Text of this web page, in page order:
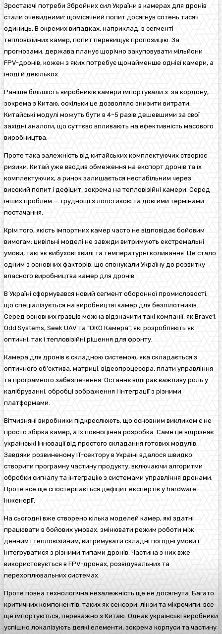
Зростаючі потреби Збройних сил України в камерах для дронів
стали очевидними: щомісячний попит досягнув сотень тисяч
одиниць. В окремих випадках, наприклад, в сегменті
тепловізійних камер, попит перевищує пропозицію. За
прогнозами, держава планує щорічно закуповувати мільйони
FPV-дронів, кожен з яких потребує щонайменше однієї камери, а
іноді й декількох.
Раніше більшість виробників камери імпортували з-за кордону,
зокрема з Китаю, оскільки це дозволяло знизити витрати.
Китайські модулі можуть бути в 4–5 разів дешевшими за свої
західні аналоги, що суттєво впливають на ефективність масового
виробництва.
Проте така залежність від китайських комплектуючих створює
ризики. Китай уже вводив обмеження на експорт дронів та їх
комплектуючих, а ринок залишається нестабільним через
високий попит і дефіцит, зокрема на тепловізійні камери. Серед
інших проблем — труднощі з логістикою та довгими термінами
постачання.
Крім того, якість імпортних камер часто не відповідає бойовим
вимогам: цивільні моделі не завжди витримують екстремальні
умови, такі як вибухові хвилі та температурні коливання. Це стало
одним з основних факторів, що спонукали Україну до розвитку
власного виробництва камер для дронів.
В Україні сформувався новий сегмент оборонної промисловості,
що спеціалізується на виробництві камер для безпілотників.
Серед основних гравців можна відзначити такі компанії, як Brave1,
Odd Systems, Seek UAV та “ОКО Камера”, які розробляють як
оптичні, так і тепловізійні рішення для фронту.
Камера для дронів є складною системою, яка складається з
оптичного об’єктива, матриці, відеопроцесора, плати управління
та програмного забезпечення. Останнє відіграє важливу роль у
калібруванні, обробці зображення і інтеграції з різними
платформами.
Вітчизняні виробники підкреслюють, що основним викликом є не
просто збірка камер, а їх повноцінна розробка. Саме це відрізняє
українські інновації від простого складання готових модулів.
Завдяки розвиненому IT-сектору в Україні вдалося швидко
створити програмну частину продукту, включаючи алгоритми
обробки сигналу та інтеграцію з системами управління дронами.
Проте все ще спостерігається дефіцит експертів у hardware-
інженерії.
На сьогодні вже створено кілька моделей камер, які здатні
працювати в бойових умовах, змінювати режим роботи між
денним і тепловізійним, витримувати складні погодні умови і
інтегруватися з різними типами дронів. Частина з них вже
використовується в FPV-дронах, розвідувальних та
перехоплювальних системах.
Проте повна технологічна незалежність ще не досягнута. Багато
критичних компонентів, таких як сенсори, лінзи та мікрочипи, все
ще імпортуються, переважно з Китаю. Однак українські виробники
успішно локалізують деякі елементи, зокрема корпуси та частину